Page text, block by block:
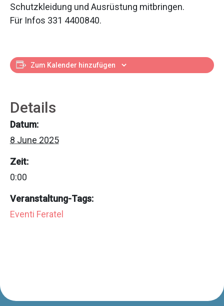
Schutzkleidung und Ausrüstung mitbringen.
Für Infos 331 4400840.
Zum Kalender hinzufügen
Details
Datum:
8 June 2025
Zeit:
0:00
Veranstaltung-Tags:
Eventi Feratel